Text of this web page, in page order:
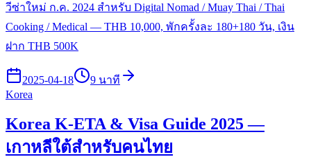
วีซ่าใหม่ ก.ค. 2024 สำหรับ Digital Nomad / Muay Thai / Thai
Cooking / Medical — THB 10,000, พักครั้งละ 180+180 วัน, เงิน
ฝาก THB 500K
2025-04-18
9 นาที
Korea
Korea K-ETA & Visa Guide 2025 —
เกาหลีใต้สำหรับคนไทย